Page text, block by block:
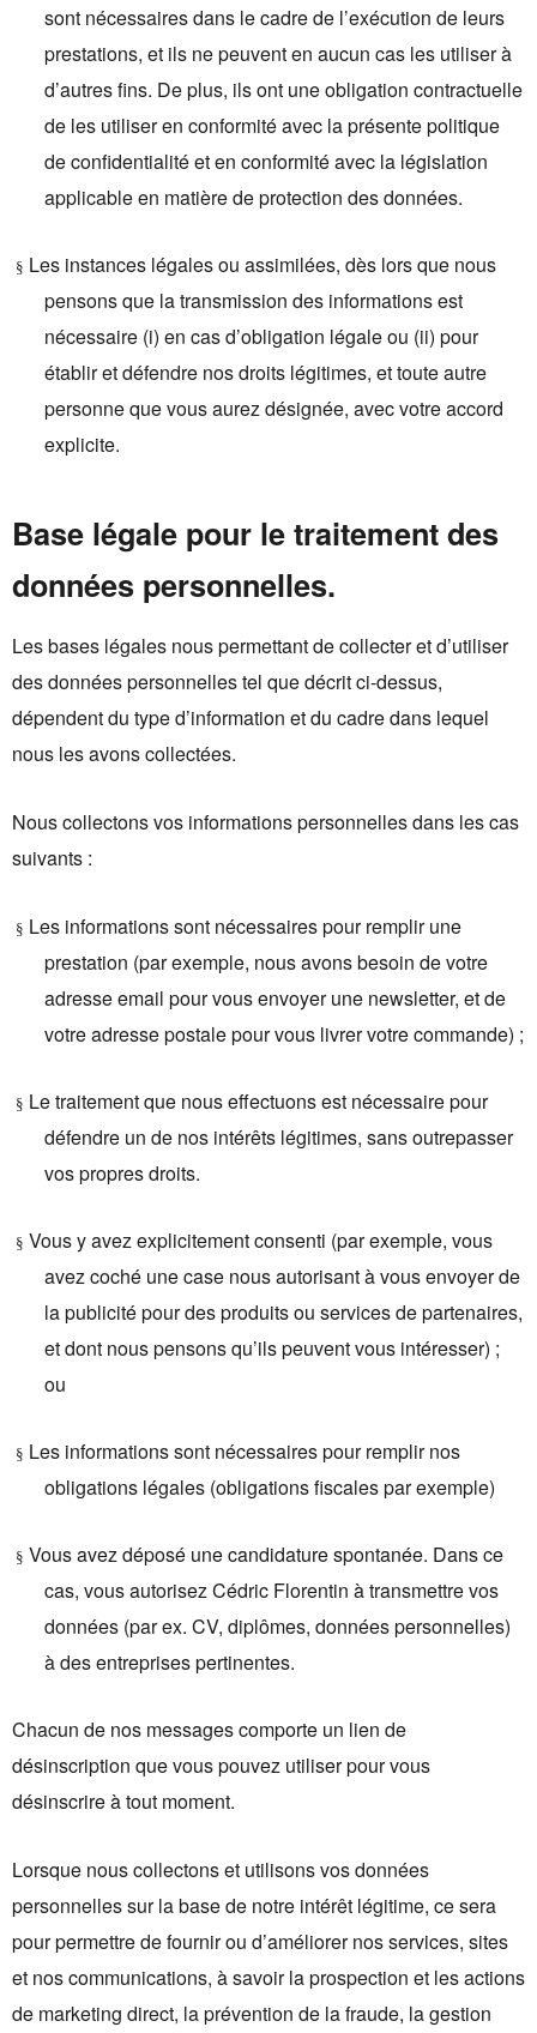
sont nécessaires dans le cadre de l’exécution de leurs
prestations, et ils ne peuvent en aucun cas les utiliser à
d’autres fins. De plus, ils ont une obligation contractuelle
de les utiliser en conformité avec la présente politique
de confidentialité et en conformité avec la législation
applicable en matière de protection des données.
§ Les instances légales ou assimilées, dès lors que nous
pensons que la transmission des informations est
nécessaire (i) en cas d’obligation légale ou (ii) pour
établir et défendre nos droits légitimes, et toute autre
personne que vous aurez désignée, avec votre accord
explicite.
Base légale pour le traitement des
données personnelles.
Les bases légales nous permettant de collecter et d’utiliser
des données personnelles tel que décrit ci-dessus,
dépendent du type d’information et du cadre dans lequel
nous les avons collectées.
Nous collectons vos informations personnelles dans les cas
suivants :
§ Les informations sont nécessaires pour remplir une
prestation (par exemple, nous avons besoin de votre
adresse email pour vous envoyer une newsletter, et de
votre adresse postale pour vous livrer votre commande) ;
§ Le traitement que nous effectuons est nécessaire pour
défendre un de nos intérêts légitimes, sans outrepasser
vos propres droits.
§ Vous y avez explicitement consenti (par exemple, vous
avez coché une case nous autorisant à vous envoyer de
la publicité pour des produits ou services de partenaires,
et dont nous pensons qu’ils peuvent vous intéresser) ;
ou
§ Les informations sont nécessaires pour remplir nos
obligations légales (obligations fiscales par exemple)
§ Vous avez déposé une candidature spontanée. Dans ce
cas, vous autorisez Cédric Florentin à transmettre vos
données (par ex. CV, diplômes, données personnelles)
à des entreprises pertinentes.
Chacun de nos messages comporte un lien de
désinscription que vous pouvez utiliser pour vous
désinscrire à tout moment.
Lorsque nous collectons et utilisons vos données
personnelles sur la base de notre intérêt légitime, ce sera
pour permettre de fournir ou d’améliorer nos services, sites
et nos communications, à savoir la prospection et les actions
de marketing direct, la prévention de la fraude, la gestion